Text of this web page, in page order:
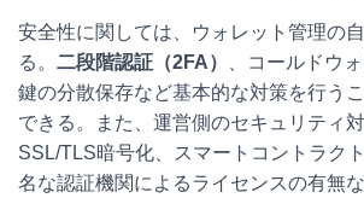
安全性に関しては、ウォレット管理の
る。 二段階認証（2FA）
、コールドウ
鍵の分散保存など基本的な対策を行う
できる。また、運営側のセキュリティ対
SSL/TLS暗号化、スマートコントラク
名な認証機関によるライセンスの有無